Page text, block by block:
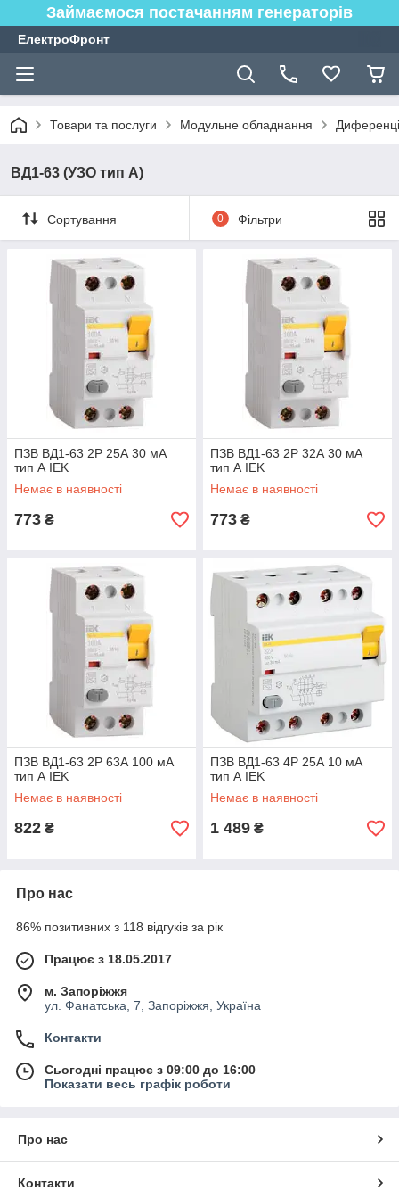
Займаємося постачанням генераторів
ЕлектроФронт
Товари та послуги Модульне обладнання
ВД1-63 (УЗО тип А)
Сортування 0 Фільтри
ПЗВ ВД1-63 2Р 25А 30 мА
тип А IEK
Немає в наявності
773 ₴
ПЗВ ВД1-63 2Р 32А 30 мА
тип А IEK
Немає в наявності
773 ₴
ПЗВ ВД1-63 2Р 63А 100 мА
тип А IEK
Немає в наявності
822 ₴
ПЗВ ВД1-63 4Р 25А 10 мА
тип А IEK
Немає в наявності
1 489 ₴
Про нас
86% позитивних з 118 відгуків за рік
Працює з 18.05.2017
м. Запоріжжя
ул. Фанатська, 7, Запоріжжя, Україна
Контакти
Сьогодні працює з 09:00 до 16:00
Показати весь графік роботи
Про нас
Контакти